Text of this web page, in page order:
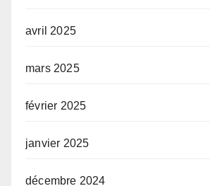
avril 2025
mars 2025
février 2025
janvier 2025
décembre 2024